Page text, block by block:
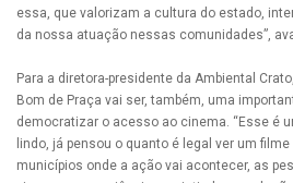
essa, que valorizam a cultura do estado,
da nossa atuação nessas comunidades”,
Para a diretora-presidente da Ambiental
Bom de Praça vai ser, também, uma
democratizar o acesso ao cinema. “Esse é
lindo, já pensou o quanto é legal ver um
municípios onde a ação vai acontecer, as